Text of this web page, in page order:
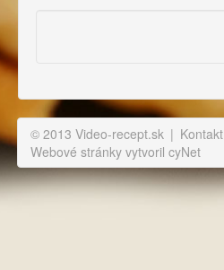
© 2013 Video-recept.sk | Kontakt
Webové stránky vytvoril cyNet